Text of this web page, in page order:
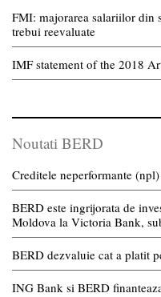
FMI: majorarea salariilor din
trebui reevaluate
IMF statement of the 2018
Noutati BERD
Creditele neperformante
BERD este ingrijorata de
Moldova la Victoria Bank,
BERD dezvaluie cat a platit
ING Bank si BERD